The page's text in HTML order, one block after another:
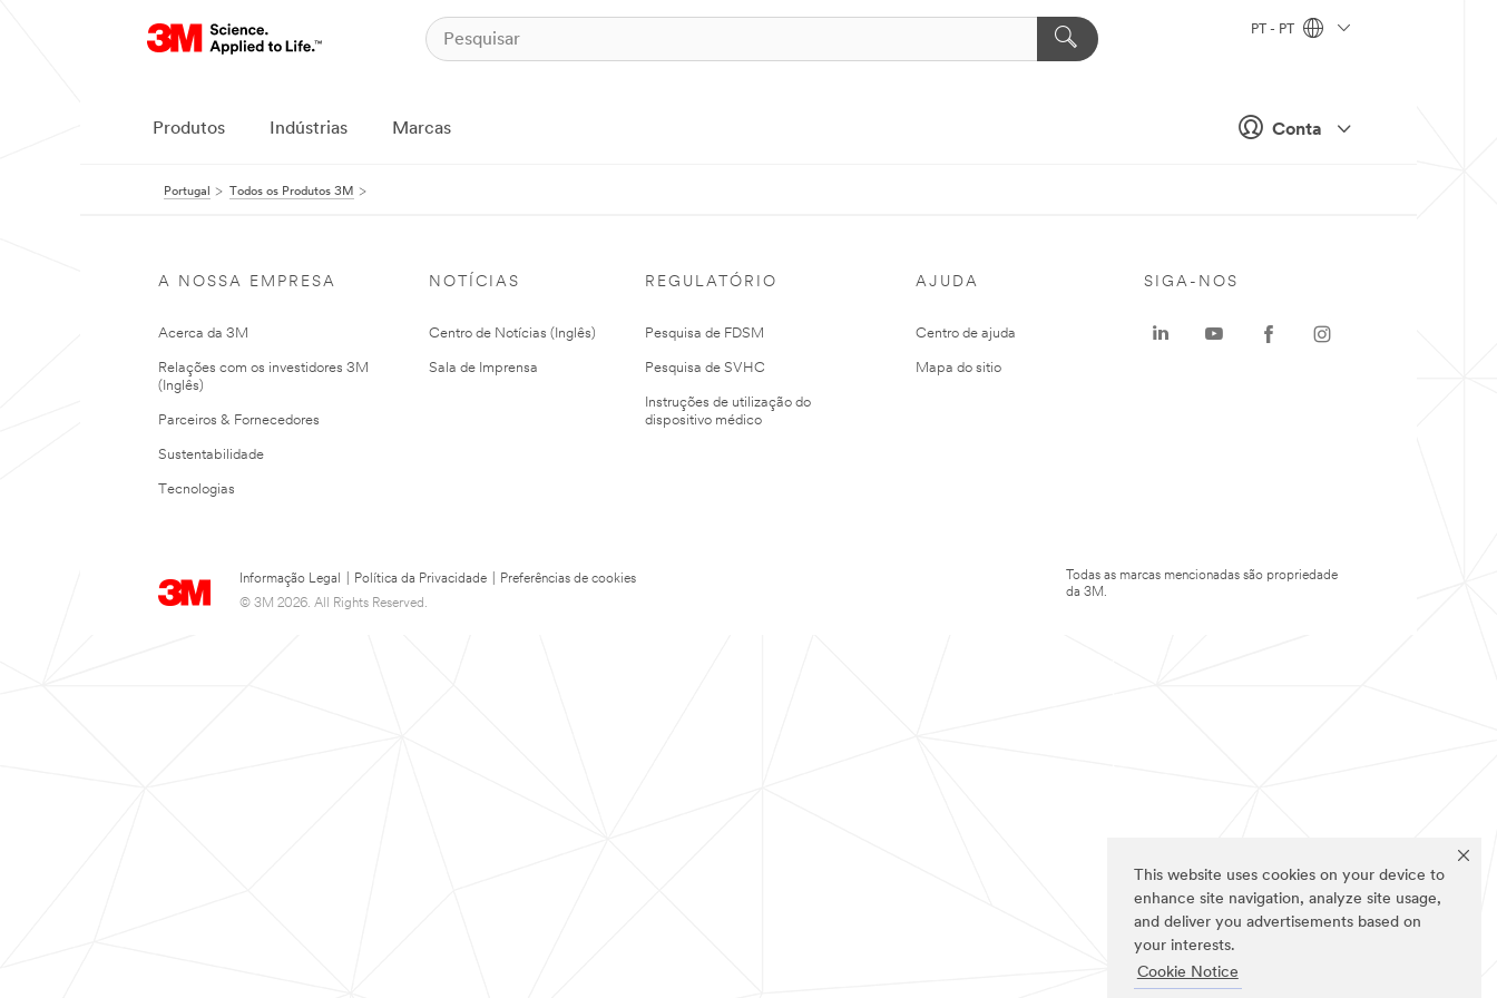
This website uses cookies on your device to
enhance site navigation, analyze site usage,
and deliver you advertisements based on
your interests.
Cookie Notice
Conta
PT - PT
Produtos Indústrias Marcas
Portugal Todos os Produtos 3M
A NOSSA EMPRESA
Acerca da 3M
Relações com os investidores 3M
(Inglês)
Parceiros & Fornecedores
Sustentabilidade
Tecnologias
NOTÍCIAS
Centro de Notícias (Inglês)
Sala de Imprensa
REGULATÓRIO
Pesquisa de FDSM
Pesquisa de SVHC
Instruções de utilização do
dispositivo médico
AJUDA
Centro de ajuda
Mapa do sitio
Informação Legal Política da Privacidade
Preferências de cookies
© 3M 2026. All Rights Reserved.
SIGA-NOS
Todas as marcas mencionadas são propriedade
da 3M.